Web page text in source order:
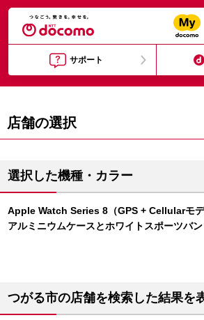
サポート
店舗の選択
選択した機種・カラー
Apple Watch Series 8（GPS + Cellularモ
アルミニウムケースとホワイトスポーツバン
つがる市の店舗を検索した結果を